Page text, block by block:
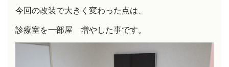
今回の改装で大きく変わった点は、
診療室を一部屋 増やした事です。